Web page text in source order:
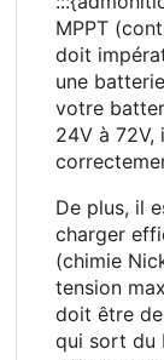
MPPT
doit
une
votre
24V à
De plus, il
charger
(chimie
tension
doit être de
qui sort du